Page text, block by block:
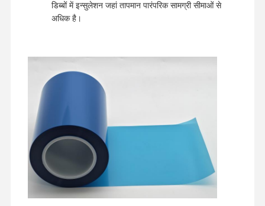
सिलिकॉन फिल्म
नीली सुरक्षात्मक फिल्म
ताप फिल्म
औद्योगिक टेप
डिब्बों में इन्सुलेशन जहां तापमान पारंपरिक सामग्री सीमाओं से
अधिक है।